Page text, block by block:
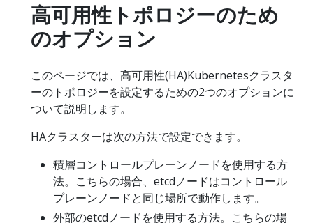
高可用性トポロジーのため
のオプション
このページでは、高可用性(HA)Kubernetesクラスタ
ーのトポロジーを設定するための2つのオプションに
ついて説明します。
HAクラスターは次の方法で設定できます。
積層コントロールプレーンノードを使用する方
法。こちらの場合、etcdノードはコントロール
プレーンノードと同じ場所で動作します。
外部のetcdノードを使用する方法。こちらの場